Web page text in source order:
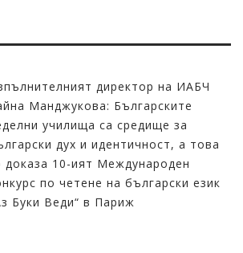
директор на ИАБЧ
Манджукова: Българските
училища са средище за
дух и идентичност, а това
доказа 10-ият Международен
по четене на български език
Буки Веди“ в Париж